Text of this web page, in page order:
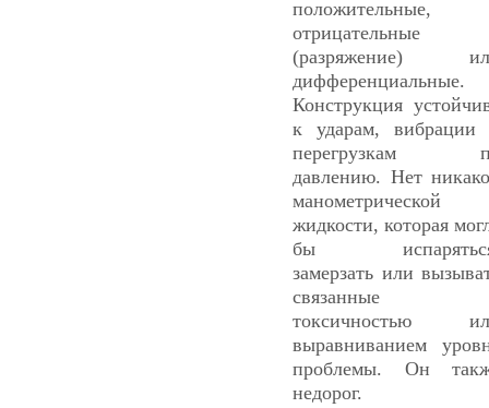
положительные,
отрицательные
(разряжение)
дифференциальные.
Конструкция
к ударам, вибрации
перегрузкам
давлению. Нет
манометрической
жидкости, которая
бы
замерзать или
связанные
токсичностью
выравниванием
проблемы. Он
недорог.